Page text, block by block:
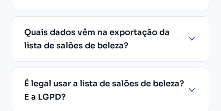
Quais dados vêm na exportação da
lista de salões de beleza?
É legal usar a lista de salões de beleza?
E a LGPD?